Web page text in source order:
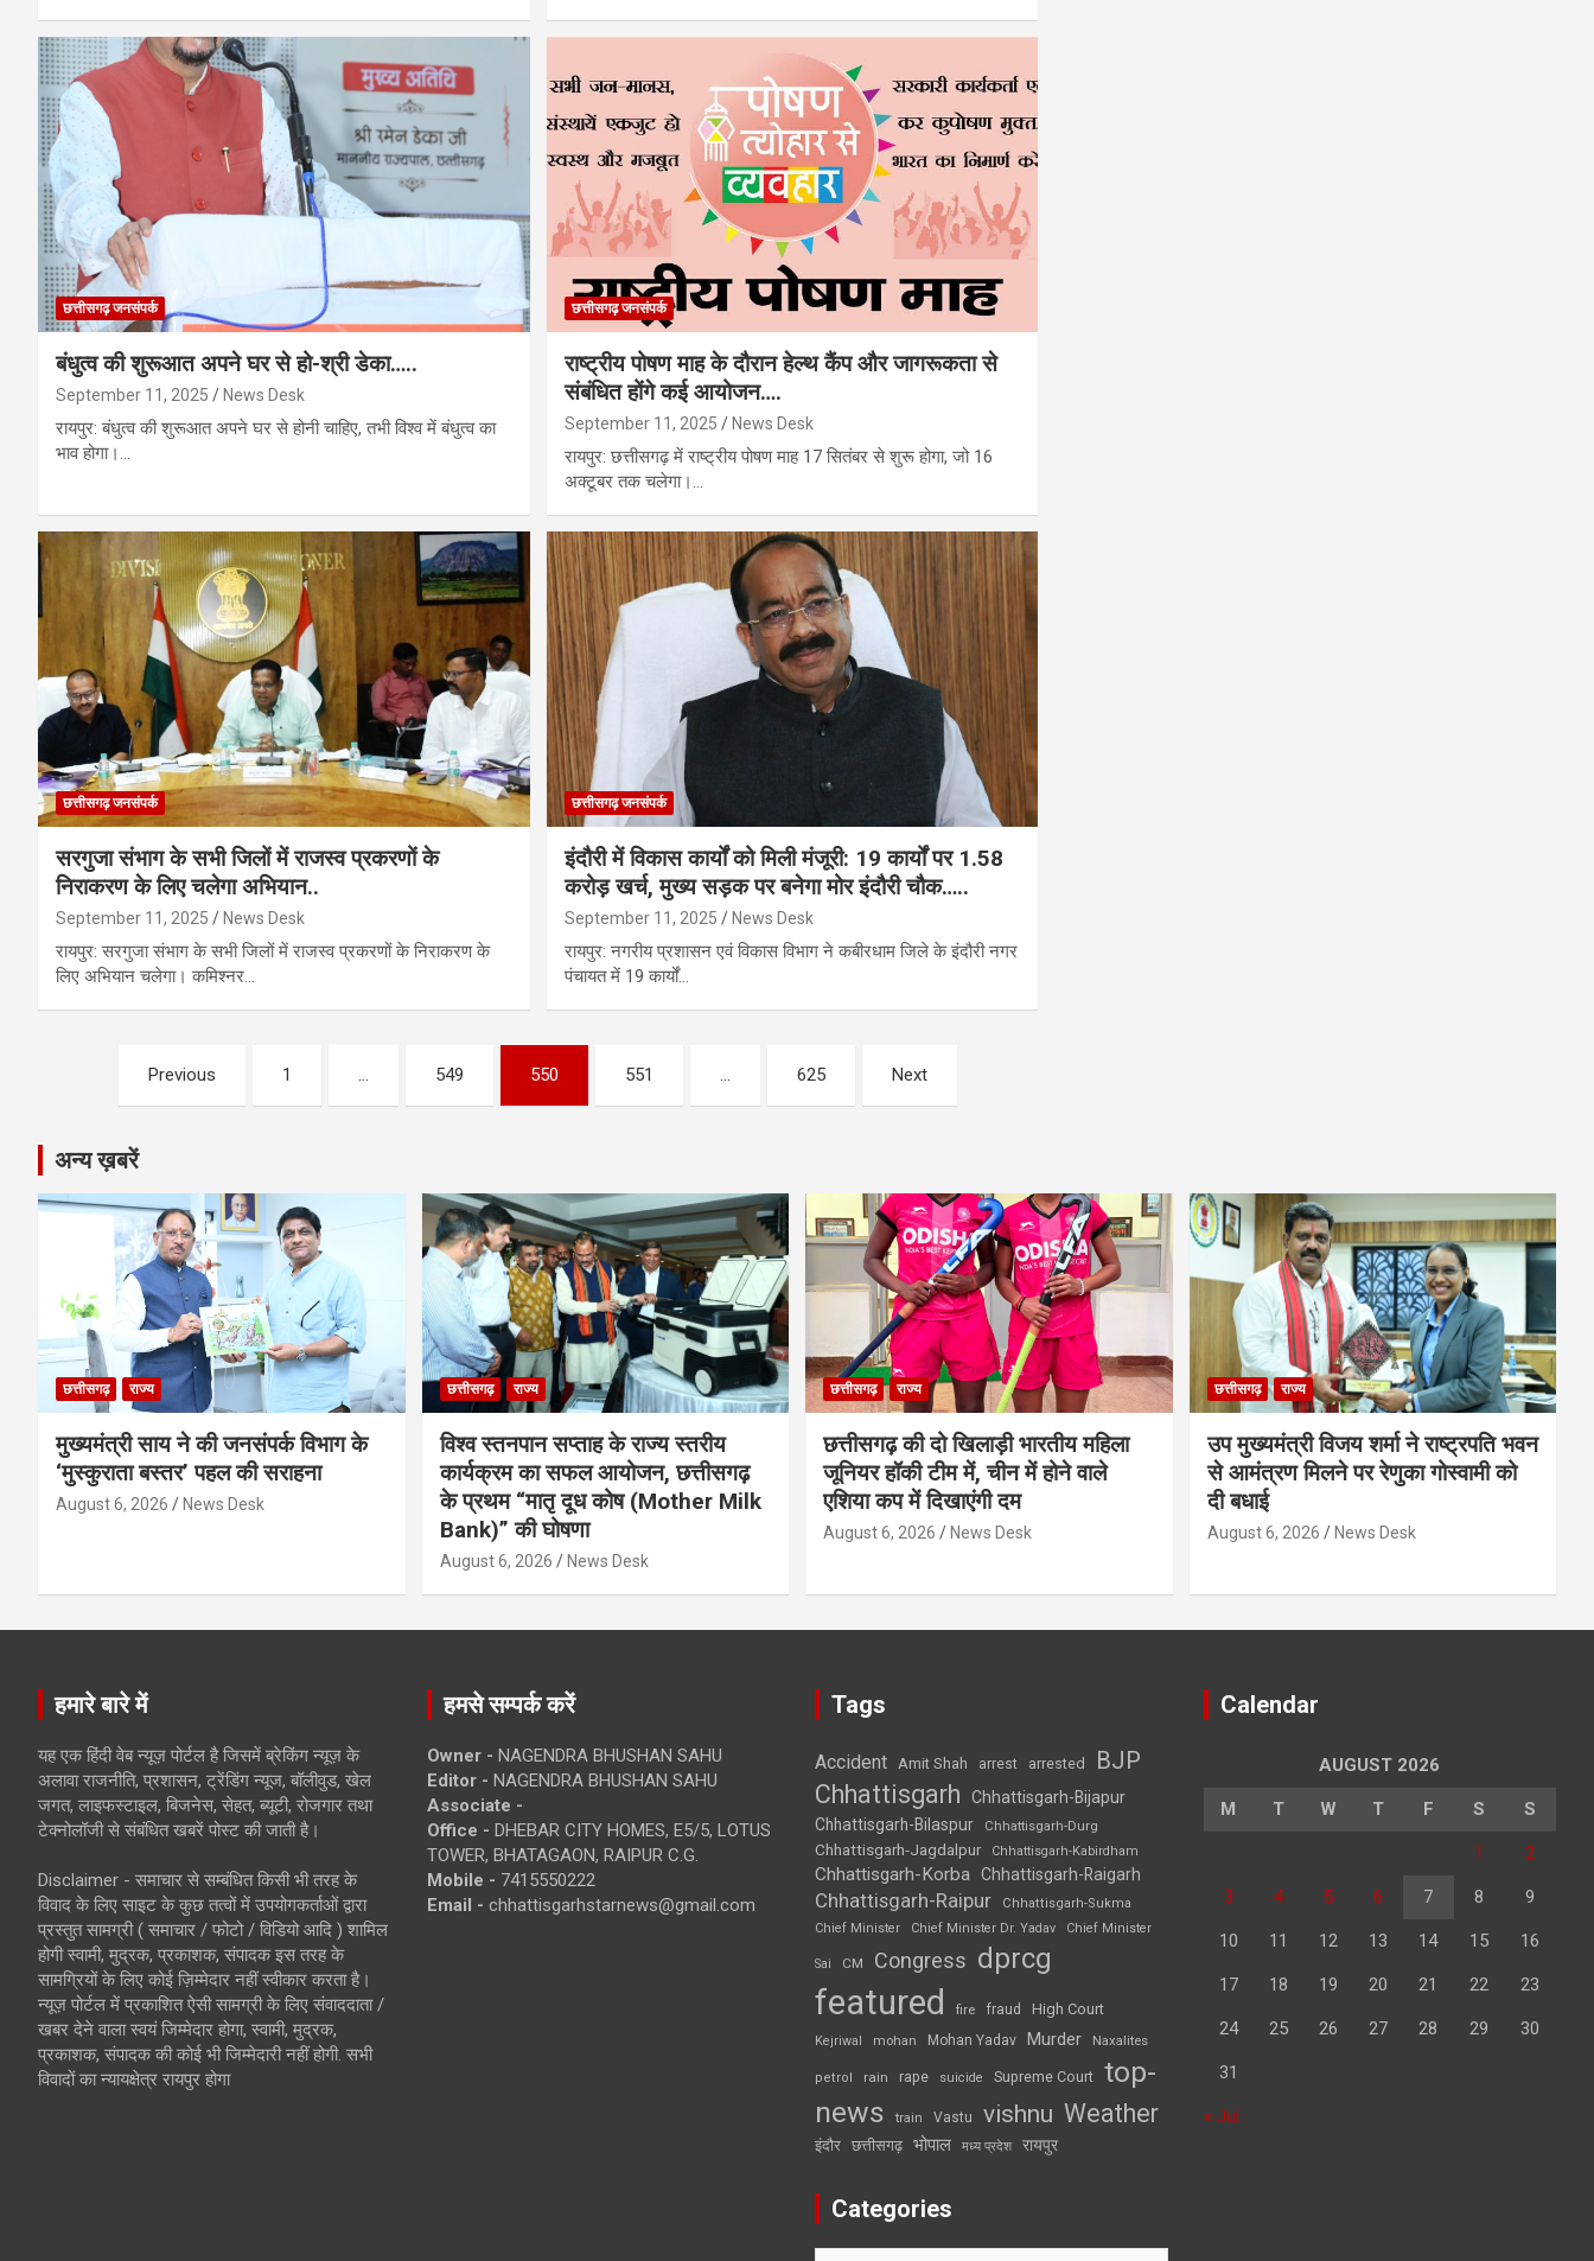
छत्तीसगढ़ जनसंपर्क
बंधुत्व की शुरूआत अपने घर से हो-श्री डेका…..
September 11, 2025 News Desk
रायपुर: बंधुत्व की शुरूआत अपने घर से होनी चाहिए, तभी विश्व में बंधुत्व का
भाव होगा।…
छत्तीसगढ़ जनसंपर्क
राष्ट्रीय पोषण माह के दौरान हेल्थ कैंप और जागरूकता से
संबंधित होंगे कई आयोजन….
September 11, 2025 News Desk
रायपुर: छत्तीसगढ़ में राष्ट्रीय पोषण माह 17 सितंबर से शुरू होगा, जो 16
अक्टूबर तक चलेगा।…
छत्तीसगढ़ जनसंपर्क
सरगुजा संभाग के सभी जिलों में राजस्व प्रकरणों के
निराकरण के लिए चलेगा अभियान..
September 11, 2025 News Desk
रायपुर: सरगुजा संभाग के सभी जिलों में राजस्व प्रकरणों के निराकरण के
लिए अभियान चलेगा। कमिश्नर…
छत्तीसगढ़ जनसंपर्क
इंदौरी में विकास कार्यों को मिली मंजूरी: 19 कार्यों पर 1.58
करोड़ खर्च, मुख्य सड़क पर बनेगा मोर इंदौरी चौक…..
September 11, 2025 News Desk
रायपुर: नगरीय प्रशासन एवं विकास विभाग ने कबीरधाम जिले के इंदौरी नगर
पंचायत में 19 कार्यों…
pagination
Previous 1 … 549 550 551 … 625 Next
अन्य ख़बरें
छत्तीसगढ़ राज्य
मुख्यमंत्री साय ने की जनसंपर्क विभाग के
‘मुस्कुराता बस्तर’ पहल की सराहना
August 6, 2026 News Desk
छत्तीसगढ़ राज्य
विश्व स्तनपान सप्ताह के राज्य स्तरीय
कार्यक्रम का सफल आयोजन, छत्तीसगढ़
के प्रथम “मातृ दूध कोष (Mother Milk
Bank)” की घोषणा
August 6, 2026 News Desk
छत्तीसगढ़ राज्य
छत्तीसगढ़ की दो खिलाड़ी भारतीय महिला
जूनियर हॉकी टीम में, चीन में होने वाले
एशिया कप में दिखाएंगी दम
August 6, 2026 News Desk
छत्तीसगढ़ राज्य
उप मुख्यमंत्री विजय शर्मा ने राष्ट्रपति भवन
से आमंत्रण मिलने पर रेणुका गोस्वामी को
दी बधाई
August 6, 2026 News Desk
हमारे बारे में
यह एक हिंदी वेब न्यूज़ पोर्टल है जिसमें ब्रेकिंग न्यूज़ के
अलावा राजनीति, प्रशासन, ट्रेंडिंग न्यूज, बॉलीवुड, खेल
जगत, लाइफस्टाइल, बिजनेस, सेहत, ब्यूटी, रोजगार तथा
टेक्नोलॉजी से संबंधित खबरें पोस्ट की जाती है।
Disclaimer - समाचार से सम्बंधित किसी भी तरह के
विवाद के लिए साइट के कुछ तत्वों में उपयोगकर्ताओं द्वारा
प्रस्तुत सामग्री ( समाचार / फोटो / विडियो आदि ) शामिल
होगी स्वामी, मुद्रक, प्रकाशक, संपादक इस तरह के
सामग्रियों के लिए कोई ज़िम्मेदार नहीं स्वीकार करता है।
न्यूज़ पोर्टल में प्रकाशित ऐसी सामग्री के लिए संवाददाता /
खबर देने वाला स्वयं जिम्मेदार होगा, स्वामी, मुद्रक,
प्रकाशक, संपादक की कोई भी जिम्मेदारी नहीं होगी. सभी
विवादों का न्यायक्षेत्र रायपुर होगा
हमसे सम्पर्क करें
Owner - NAGENDRA BHUSHAN SAHU
Editor - NAGENDRA BHUSHAN SAHU
Associate -
Office - DHEBAR CITY HOMES, E5/5, LOTUS
TOWER, BHATAGAON, RAIPUR C.G.
Mobile - 7415550222
Email - chhattisgarhstarnews@gmail.com
Tags
Accident Amit Shah arrest arrested BJP
Chhattisgarh
Chhattisgarh-Bijapur
Chhattisgarh-Bilaspur
Chhattisgarh-Durg
Chhattisgarh-Jagdalpur Chhattisgarh-Kabirdham
Chhattisgarh-Korba Chhattisgarh-Raigarh
Chhattisgarh-Raipur
Chhattisgarh-Sukma
Chief Minister
Chief Minister Dr. Yadav Chief Minister
Sai CM Congress dprcg
featured fire fraud High Court
Kejriwal mohan Mohan Yadav Murder Naxalites
petrol rain rape suicide Supreme Court top-
news
train Vastu vishnu Weather
इंदौर छत्तीसगढ़ भोपाल मध्य प्रदेश रायपुर
Categories
Calendar
AUGUST 2026
M T W T F S S
1 2
3 4 5 6 7 8 9
10 11 12 13 14 15 16
17 18 19 20 21 22 23
24 25 26 27 28 29 30
31
« Jul